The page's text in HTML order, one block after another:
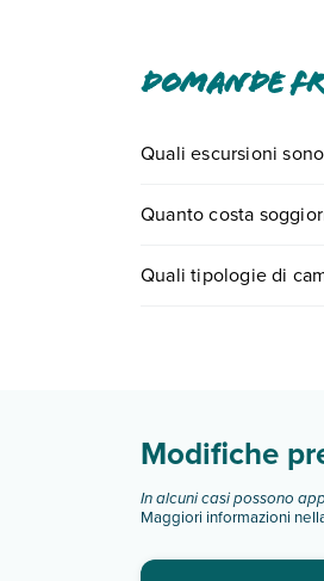
Domande
Quali escursioni
il call center
Quanto costa
compila il motore di
Quali tipologie di
Modifiche
In alcuni casi possono
Maggiori informazioni